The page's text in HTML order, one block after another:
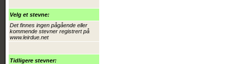
Velg et stevne:
Det finnes ingen pågående eller
kommende stevner registrert på
www.leirdue.net
Tidligere stevner: